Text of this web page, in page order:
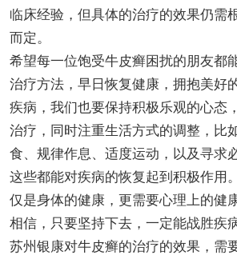
临床经验，但具体的治疗的效果仍需
而定。
希望每一位饱受牛皮癣困扰的朋友都
治疗方法，早日恢复健康，拥抱美好
疾病，我们也要保持积极乐观的心态
治疗，同时注重生活方式的调整，比
食、规律作息、适度运动，以及寻求
这些都能对疾病的恢复起到积极作用
仅是身体的健康，更需要心理上的健
相信，只要坚持下去，一定能战胜疾
苏州银康对牛皮癣的治疗的效果，需